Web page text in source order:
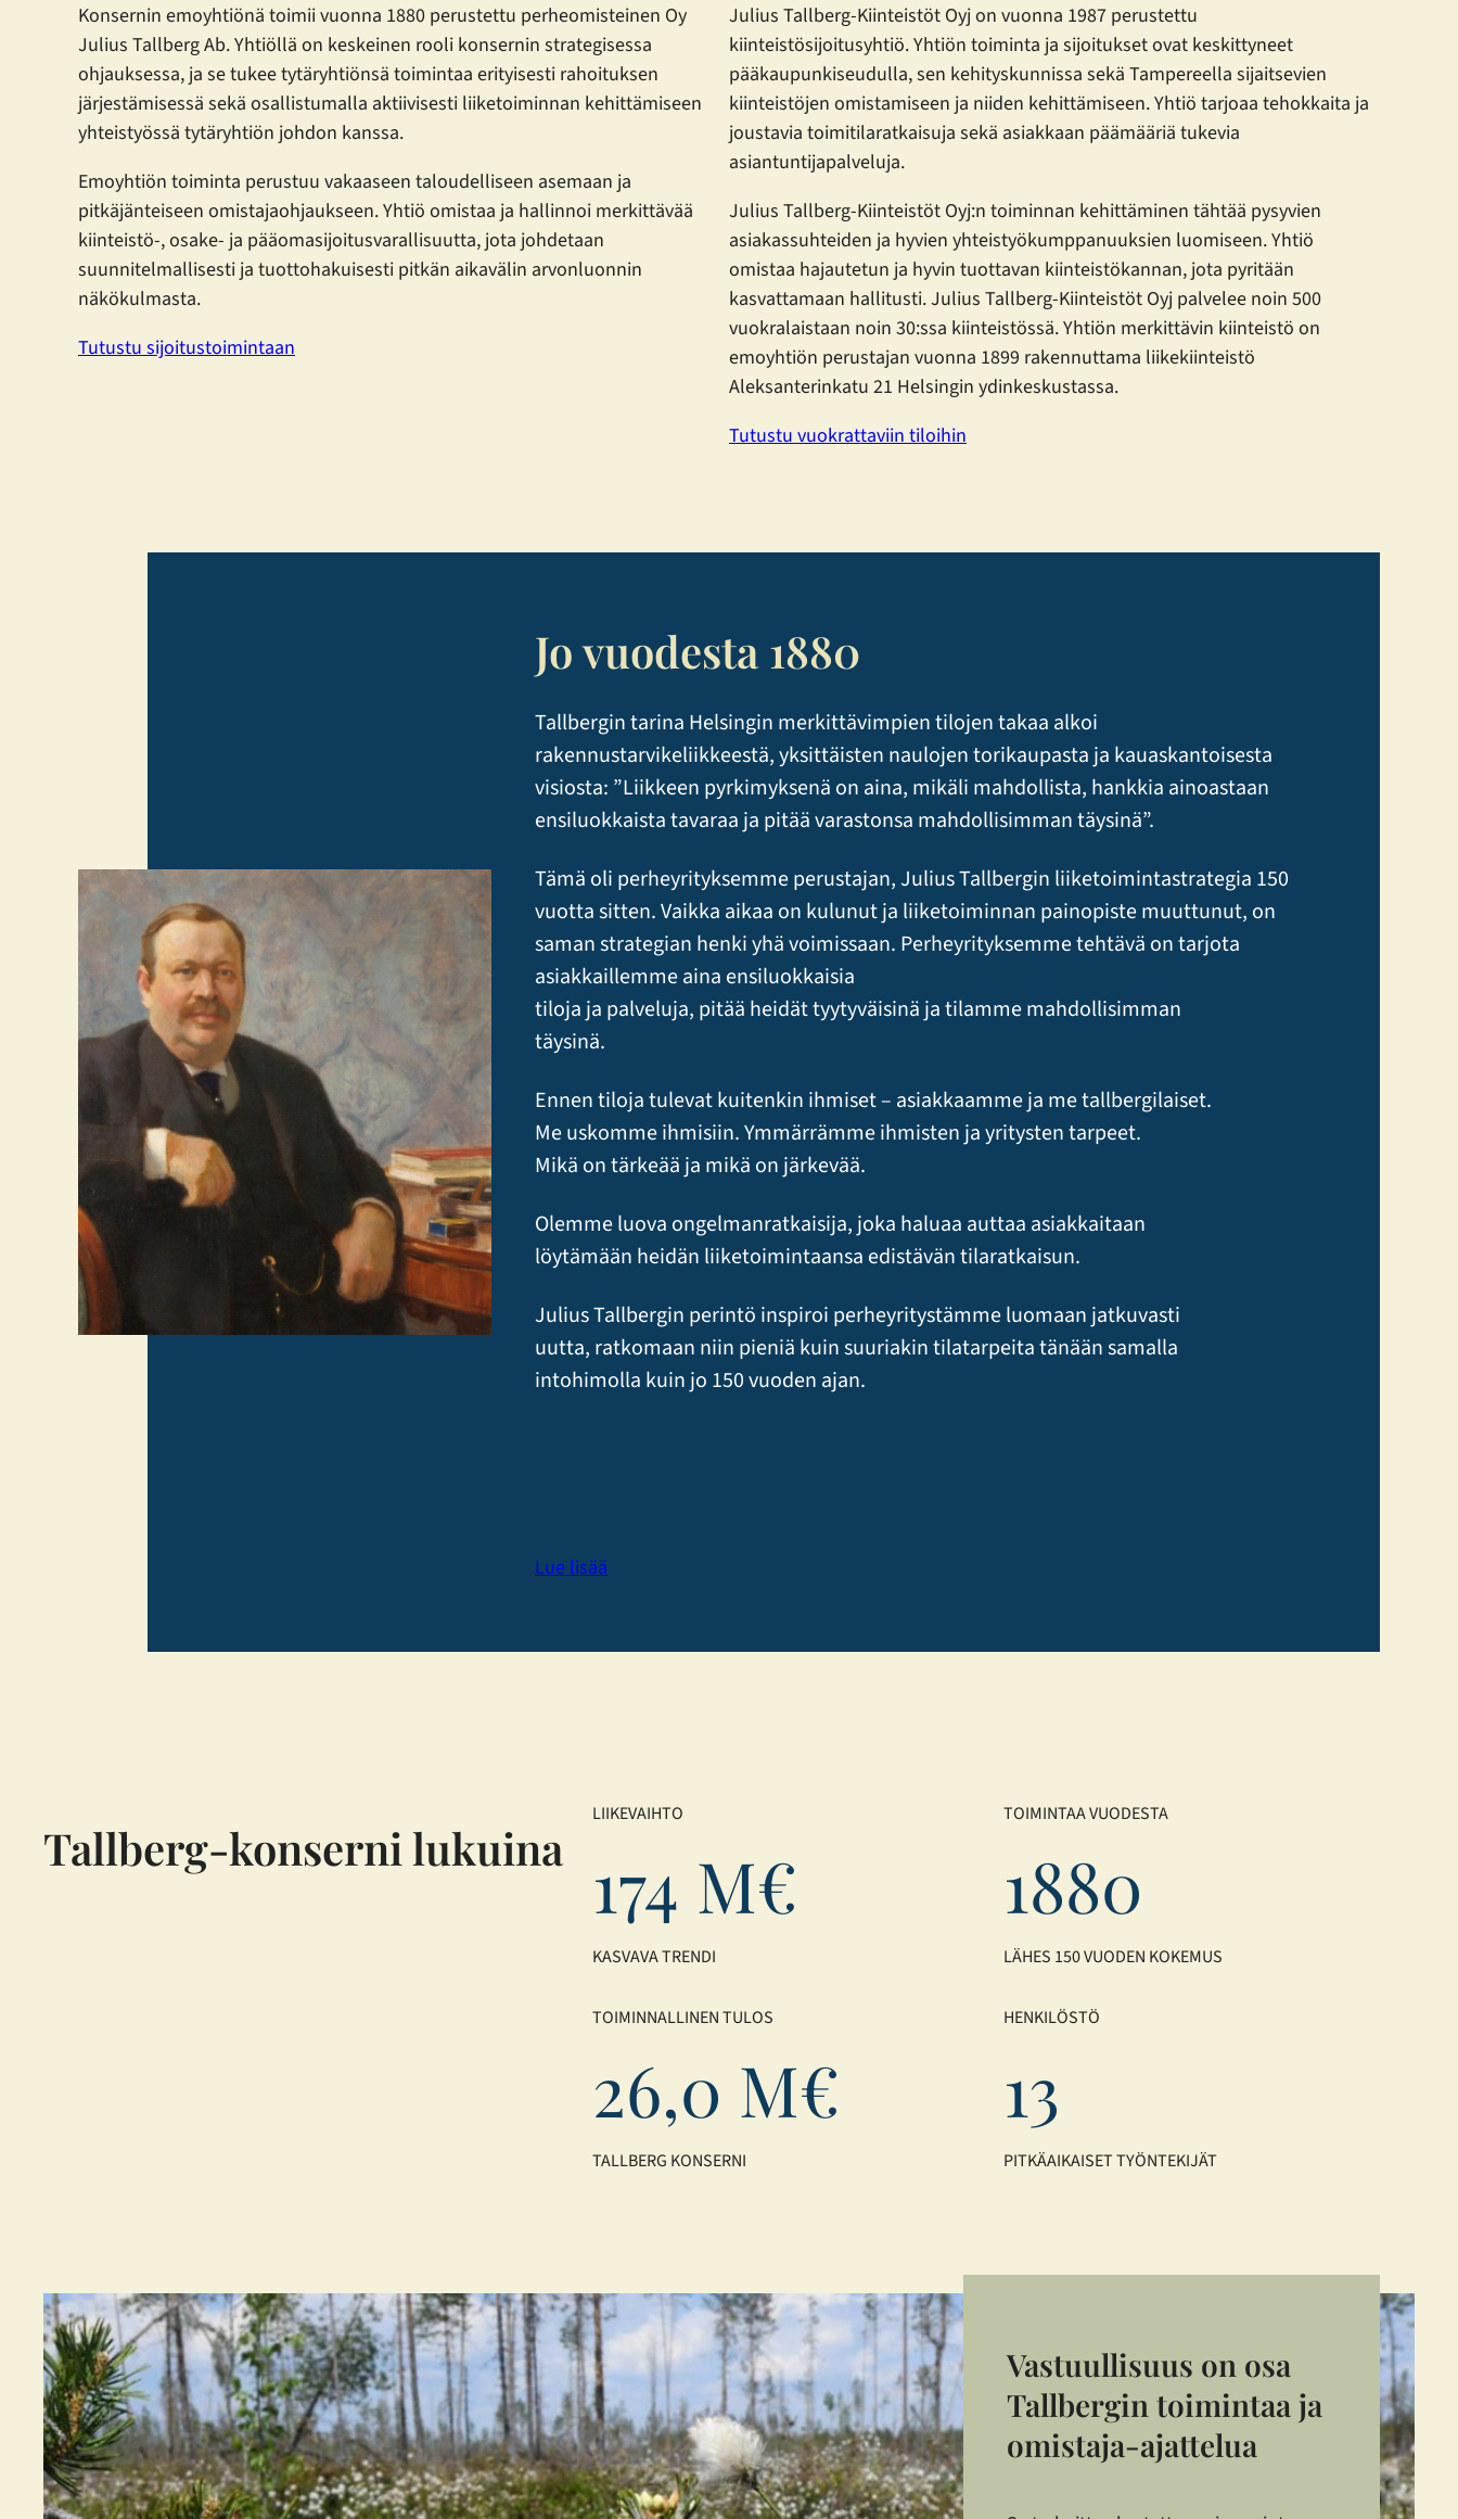
Konsernin emoyhtiönä toimii vuonna 1880 perustettu perheomisteinen Oy
Julius Tallberg Ab. Yhtiöllä on keskeinen rooli konsernin strategisessa
ohjauksessa, ja se tukee tytäryhtiönsä toimintaa erityisesti rahoituksen
järjestämisessä sekä osallistumalla aktiivisesti liiketoiminnan kehittämiseen
yhteistyössä tytäryhtiön johdon kanssa.
Emoyhtiön toiminta perustuu vakaaseen taloudelliseen asemaan ja
pitkäjänteiseen omistajaohjaukseen. Yhtiö omistaa ja hallinnoi merkittävää
kiinteistö-, osake- ja pääomasijoitusvarallisuutta, jota johdetaan
suunnitelmallisesti ja tuottohakuisesti pitkän aikavälin arvonluonnin
näkökulmasta.
Tutustu sijoitustoimintaan
Julius Tallberg-Kiinteistöt Oyj on vuonna 1987 perustettu
kiinteistösijoitusyhtiö. Yhtiön toiminta ja sijoitukset ovat keskittyneet
pääkaupunkiseudulla, sen kehityskunnissa sekä Tampereella sijaitsevien
kiinteistöjen omistamiseen ja niiden kehittämiseen. Yhtiö tarjoaa tehokkaita ja
joustavia toimitilaratkaisuja sekä asiakkaan päämääriä tukevia
asiantuntijapalveluja.
Julius Tallberg-Kiinteistöt Oyj:n toiminnan kehittäminen tähtää pysyvien
asiakassuhteiden ja hyvien yhteistyökumppanuuksien luomiseen. Yhtiö
omistaa hajautetun ja hyvin tuottavan kiinteistökannan, jota pyritään
kasvattamaan hallitusti. Julius Tallberg-Kiinteistöt Oyj palvelee noin 500
vuokralaistaan noin 30:ssa kiinteistössä. Yhtiön merkittävin kiinteistö on
emoyhtiön perustajan vuonna 1899 rakennuttama liikekiinteistö
Aleksanterinkatu 21 Helsingin ydinkeskustassa.
Tutustu vuokrattaviin tiloihin
Jo vuodesta 1880
Tallbergin tarina Helsingin merkittävimpien tilojen takaa alkoi
rakennustarvikeliikkeestä, yksittäisten naulojen torikaupasta ja kauaskantoisesta
visiosta: ”Liikkeen pyrkimyksenä on aina, mikäli mahdollista, hankkia ainoastaan
ensiluokkaista tavaraa ja pitää varastonsa mahdollisimman täysinä”.
Tämä oli perheyrityksemme perustajan, Julius Tallbergin liiketoimintastrategia 150
vuotta sitten. Vaikka aikaa on kulunut ja liiketoiminnan painopiste muuttunut, on
saman strategian henki yhä voimissaan. Perheyrityksemme tehtävä on tarjota
asiakkaillemme aina ensiluokkaisia
tiloja ja palveluja, pitää heidät tyytyväisinä ja tilamme mahdollisimman
täysinä.
Ennen tiloja tulevat kuitenkin ihmiset – asiakkaamme ja me tallbergilaiset.
Me uskomme ihmisiin. Ymmärrämme ihmisten ja yritysten tarpeet.
Mikä on tärkeää ja mikä on järkevää.
Olemme luova ongelmanratkaisija, joka haluaa auttaa asiakkaitaan
löytämään heidän liiketoimintaansa edistävän tilaratkaisun.
Julius Tallbergin perintö inspiroi perheyritystämme luomaan jatkuvasti
uutta, ratkomaan niin pieniä kuin suuriakin tilatarpeita tänään samalla
intohimolla kuin jo 150 vuoden ajan.
Lue lisää
Tallberg-konserni lukuina
LIIKEVAIHTO
174 M€
KASVAVA TRENDI
TOIMINTAA VUODESTA
1880
LÄHES 150 VUODEN KOKEMUS
TOIMINNALLINEN TULOS
26,0 M€
TALLBERG KONSERNI
HENKILÖSTÖ
13
PITKÄAIKAISET TYÖNTEKIJÄT
Vastuullisuus on osa
Tallbergin toimintaa ja
omistaja-ajattelua